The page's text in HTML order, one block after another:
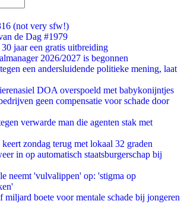
(not very sfw!)
de Dag #1979
jaar een gratis uitbreiding
2026/2027 is begonnen
een andersluidende politieke mening, laat
DOA overspoeld met babykonijntjes
geen compensatie voor schade door
verwarde man die agenten stak met
zondag terug met lokaal 32 graden
in op automatisch staatsburgerschap bij
neemt 'vulvalippen' op: 'stigma op
miljard boete voor mentale schade bij jongeren